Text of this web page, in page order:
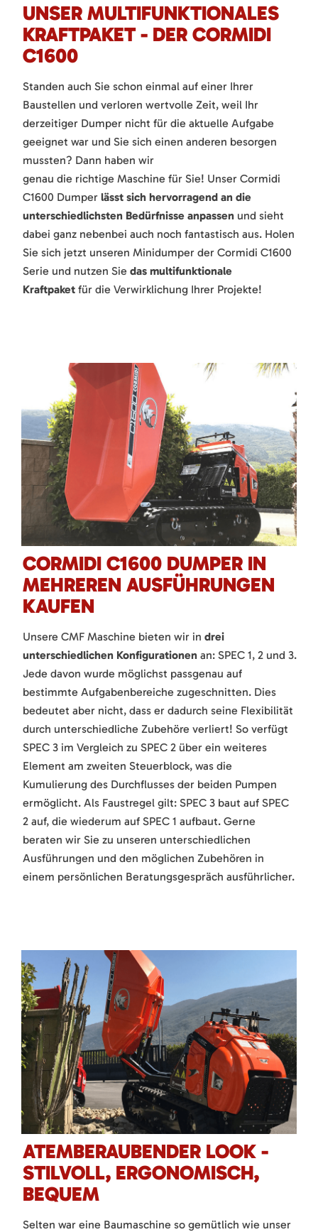
UNSER MULTIFUNKTIONALES
KRAFTPAKET - DER CORMIDI
C1600
Standen auch Sie schon einmal auf einer Ihrer
Baustellen und verloren wertvolle Zeit, weil Ihr
derzeitiger Dumper nicht für die aktuelle Aufgabe
geeignet war und Sie sich einen anderen besorgen
mussten? Dann haben wir
genau die richtige Maschine für Sie! Unser Cormidi
C1600 Dumper lässt sich hervorragend an die
unterschiedlichsten Bedürfnisse anpassen und sieht
dabei ganz nebenbei auch noch fantastisch aus. Holen
Sie sich jetzt unseren Minidumper der Cormidi C1600
Serie und nutzen Sie das multifunktionale
Kraftpaket für die Verwirklichung Ihrer Projekte!
CORMIDI C1600 DUMPER IN
MEHREREN AUSFÜHRUNGEN
KAUFEN
Unsere CMF Maschine bieten wir in drei
unterschiedlichen Konfigurationen an: SPEC 1, 2 und 3.
Jede davon wurde möglichst passgenau auf
bestimmte Aufgabenbereiche zugeschnitten. Dies
bedeutet aber nicht, dass er dadurch seine Flexibilität
durch unterschiedliche Zubehöre verliert! So verfügt
SPEC 3 im Vergleich zu SPEC 2 über ein weiteres
Element am zweiten Steuerblock, was die
Kumulierung des Durchflusses der beiden Pumpen
ermöglicht. Als Faustregel gilt: SPEC 3 baut auf SPEC
2 auf, die wiederum auf SPEC 1 aufbaut. Gerne
beraten wir Sie zu unseren unterschiedlichen
Ausführungen und den möglichen Zubehören in
einem persönlichen Beratungsgespräch ausführlicher.
ATEMBERAUBENDER LOOK -
STILVOLL, ERGONOMISCH,
BEQUEM
Selten war eine Baumaschine so gemütlich wie unser